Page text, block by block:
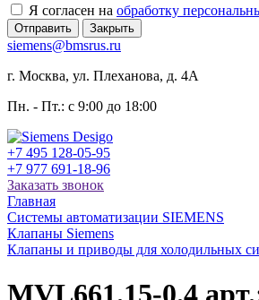
Я согласен на обработку
Отправить Закрыть
siemens@bmsrus.ru
г. Москва, ул. Плеханова, д. 4А
Пн. - Пт.: c 9:00 до 18:00
+7 495 128-05-95
+7 977 691-18-96
Заказать звонок
Главная
Системы автоматизации SIEMENS
Клапаны Siemens
Клапаны и приводы для холодильных